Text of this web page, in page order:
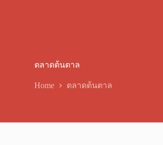
ตลาดต้นตาล
Home ตลาดต้นตาล